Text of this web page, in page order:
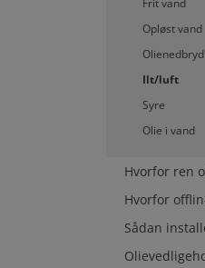
Frit vand
Opløst vand
Ilt/luft
Syre
Olie i vand
Hvorfor ren
Hvorfor
Sådan